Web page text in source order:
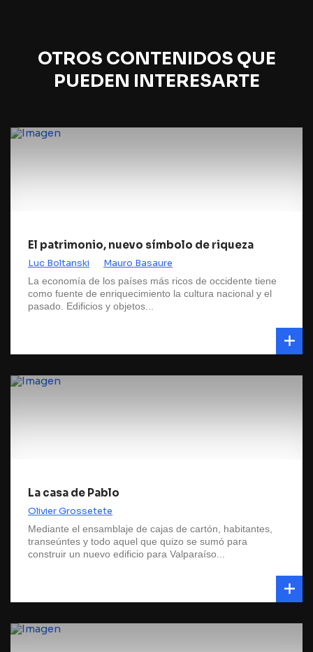
OTROS CONTENIDOS QUE
PUEDEN INTERESARTE
El patrimonio, nuevo símbolo de riqueza
Luc Boltanski Mauro Basaure
La economía de los países más ricos de occidente tiene
como fuente de enriquecimiento la cultura nacional y el
pasado. Edificios y objetos...
La casa de Pablo
Olivier Grossetete
Mediante el ensamblaje de cajas de cartón, habitantes,
transeúntes y todo aquel que quizo se sumó para
construir un nuevo edificio para Valparaíso...